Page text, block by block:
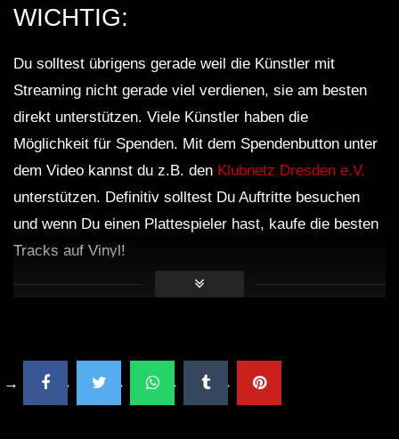
WICHTIG:
Du solltest übrigens gerade weil die Künstler mit
Streaming nicht gerade viel verdienen, sie am besten
direkt unterstützen. Viele Künstler haben die
Möglichkeit für Spenden. Mit dem Spendenbutton unter
dem Video kannst du z.B. den Klubnetz Dresden e.V.
unterstützen. Definitiv solltest Du Auftritte besuchen
und wenn Du einen Plattespieler hast, kaufe die besten
Tracks auf Vinyl!